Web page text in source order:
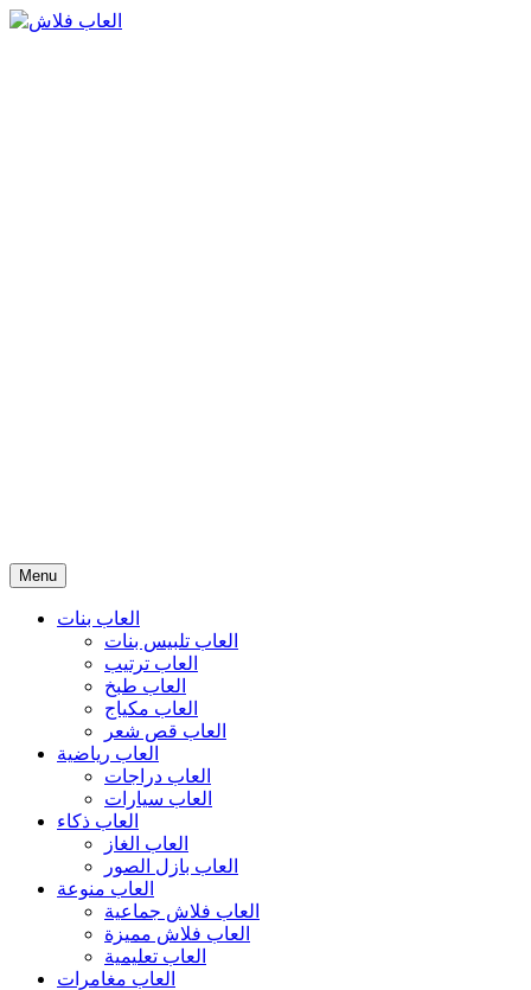
Menu
العاب بنات
العاب تلبيس بنات
العاب ترتيب
العاب طبخ
العاب مكياج
العاب قص شعر
العاب رياضية
العاب دراجات
العاب سيارات
العاب ذكاء
العاب الغاز
العاب بازل الصور
العاب منوعة
العاب فلاش جماعية
العاب فلاش مميزة
العاب تعليمية
العاب مغامرات